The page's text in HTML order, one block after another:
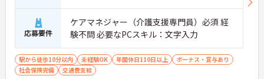
応募要件
ケアマネジャー（介護支援専門員）必須 経
験不問 必要なPCスキル：文字入力
駅から徒歩10分以内 未経験OK 年間休日110日以上
ボーナス・賞与あり
社会保険完備
交通費支給